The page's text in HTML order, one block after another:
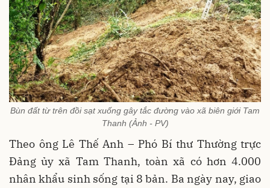
Bùn đất từ trên đồi sạt xuống gây tắc đường vào xã biên giới Tam
Thanh (Ảnh - PV)
Theo ông Lê Thế Anh – Phó Bí thư Thường trực
Đảng ủy xã Tam Thanh, toàn xã có hơn 4.000
nhân khẩu sinh sống tại 8 bản. Ba ngày nay, giao